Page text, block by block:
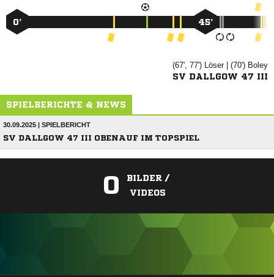
0’ 45’
(67', 77') | (70') 
SV DALLGOW 47 III
SPIELBERICHTE & NEWS
30.09.2025 | SPIELBERICHT
SV DALLGOW 47 III OBENAUF IM TOPSPIEL
0
BILDER /
VIDEOS